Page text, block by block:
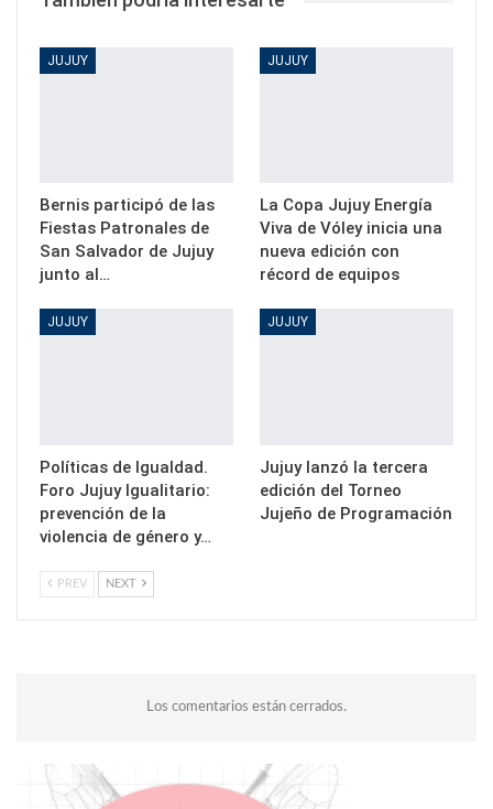
JUJUY
Bernis participó de las
Fiestas Patronales de
San Salvador de Jujuy
junto al…
JUJUY
La Copa Jujuy Energía
Viva de Vóley inicia una
nueva edición con
récord de equipos
JUJUY
Políticas de Igualdad.
Foro Jujuy Igualitario:
prevención de la
violencia de género y…
JUJUY
Jujuy lanzó la tercera
edición del Torneo
Jujeño de Programación
PREV NEXT
Los comentarios están cerrados.